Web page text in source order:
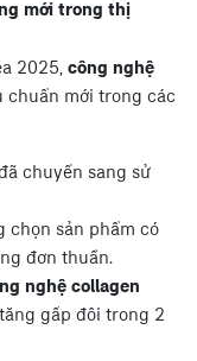
mới trong thị
2025, công nghệ
chuẩn mới trong các
chuyển sang sử
chọn sản phẩm có
đơn thuần.
nghệ collagen
gấp đôi trong 2